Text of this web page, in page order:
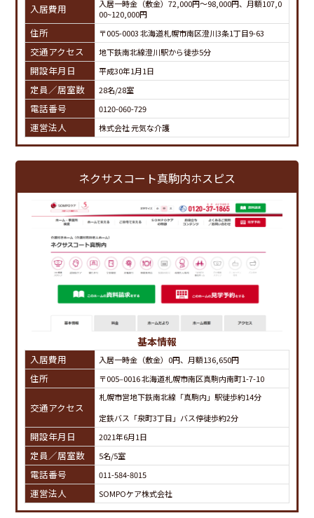
入居費用
入居一時金（敷金）72,000円～98,000円、月額107,0
00~120,000円
住所 〒005-0003 北海道札幌市南区澄川3条1丁目9-63
交通アクセス 地下鉄南北線澄川駅から徒歩5分
開設年月日 平成30年1月1日
定員／居室数 28名/28室
電話番号 0120-060-729
運営法人 株式会社 元気な介護
ネクサスコート真駒内ホスピス
基本情報
入居費用 入居一時金（敷金）0円、月額136,650円
住所 〒005‒0016 北海道札幌市南区真駒内南町1-7-10
交通アクセス
札幌市営地下鉄南北線「真駒内」駅徒歩約14分
定鉄バス「泉町3丁目」バス停徒歩約2分
開設年月日 2021年6月1日
定員／居室数 5名/5室
電話番号 011-584-8015
運営法人 SOMPOケア株式会社